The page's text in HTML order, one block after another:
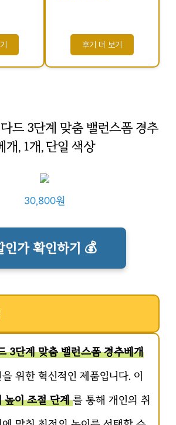
후기 더 보기
드 3단계 맞춤 밸런스폼 경추
개, 1개, 단일 색상
30,800원
인가 확인하기 💰
3단계 맞춤 밸런스폼 경추베개
위한 혁신적인 제품입니다. 이
높이 조절 단계를 통해 개인의 취